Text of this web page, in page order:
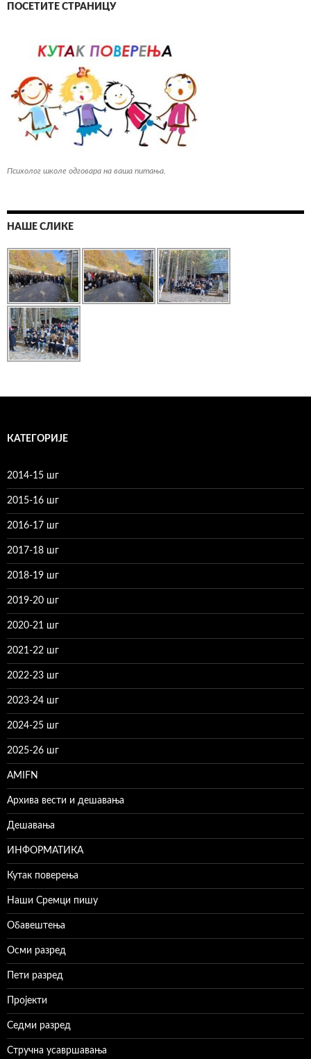
ПОСЕТИТЕ СТРАНИЦУ
Психолог школе одговара на ваша питања.
НАШЕ СЛИКЕ
КАТЕГОРИЈЕ
2014-15 шг
2015-16 шг
2016-17 шг
2017-18 шг
2018-19 шг
2019-20 шг
2020-21 шг
2021-22 шг
2022-23 шг
2023-24 шг
2024-25 шг
2025-26 шг
AMIFN
Архива вести и дешавања
Дешавања
ИНФОРМАТИКА
Кутак поверења
Наши Сремци пишу
Обавештења
Осми разред
Пети разред
Пројекти
Седми разред
Стручна усавршавања